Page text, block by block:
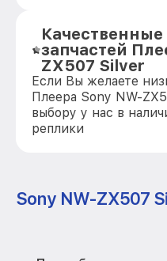
запчастей
ZX507 Silver
Если Вы желаете
Плеера Sony NW-
выбору у нас в
реплики
Sony NW-ZX507